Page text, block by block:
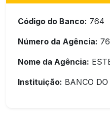
Código do Banco: 764
Número da Agência:
Nome da Agência:
Instituição: BANCO